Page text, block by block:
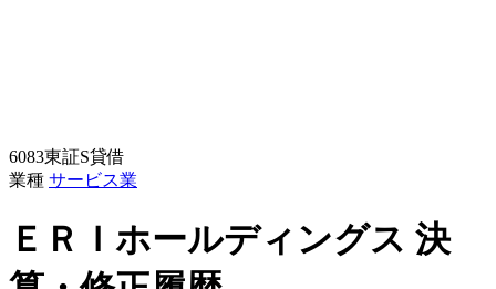
6083東証S貸借
業種 サービス業
ＥＲＩホールディングス 決